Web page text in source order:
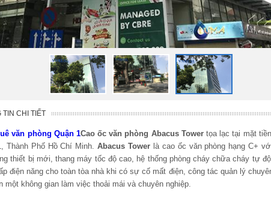
TIN CHI TIẾT
văn phòng Quận 1Cao ốc văn phòng Abacus Towertọa lạc tại mặt
Thành Phố Hồ Chí Minh .Abacus Tower là cao ốc văn phòng hạng C+
thiết bị mới, thang máy tốc độ cao, hệ thống phòng cháy chữa cháy tự
điện năng cho toàn tòa nhà khi có sự cố mất điện, công tác quản lý
một không gian làm việc thoải mái và chuyên nghiệp.